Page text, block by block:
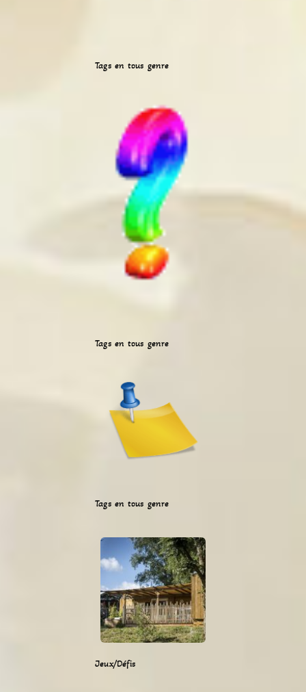
Tags en tous genre
Tags en tous genre
Tags en tous genre
Jeux/Défis